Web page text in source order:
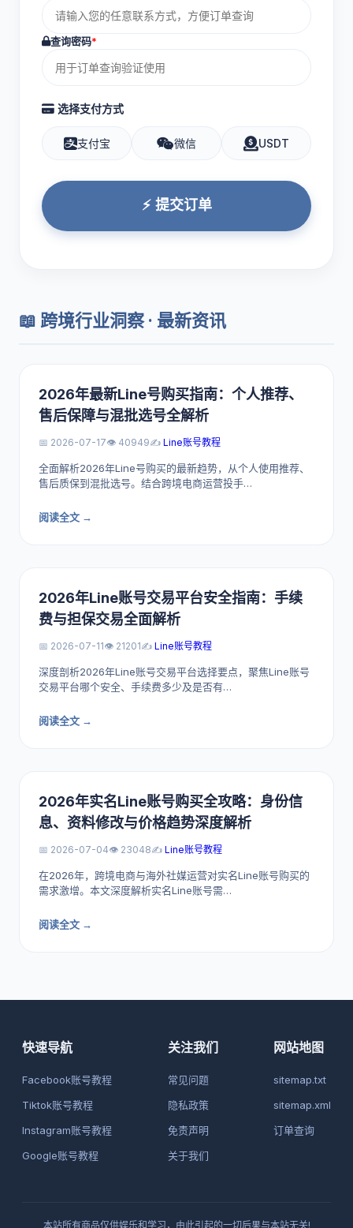
查询密码*
选择支付方式
支付宝 微信 USDT
⚡ 提交订单
📖 跨境行业洞察 · 最新资讯
2026年最新Line号购买指南：个人推荐、
售后保障与混批选号全解析
📅 2026-07-17👁️ 40949✍️ Line账号教程
全面解析2026年Line号购买的最新趋势，从个人使用推荐、
售后质保到混批选号。结合跨境电商运营投手…
阅读全文 →
2026年Line账号交易平台安全指南：手续
费与担保交易全面解析
📅 2026-07-11👁️ 21201✍️ Line账号教程
深度剖析2026年Line账号交易平台选择要点，聚焦Line账号
交易平台哪个安全、手续费多少及是否有…
阅读全文 →
2026年实名Line账号购买全攻略：身份信
息、资料修改与价格趋势深度解析
📅 2026-07-04👁️ 23048✍️ Line账号教程
在2026年，跨境电商与海外社媒运营对实名Line账号购买的
需求激增。本文深度解析实名Line账号需…
阅读全文 →
快速导航
Facebook账号教程
Tiktok账号教程
Instagram账号教程
Google账号教程
关注我们
常见问题
隐私政策
免责声明
关于我们
网站地图
sitemap.txt
sitemap.xml
订单查询
本站所有商品仅供娱乐和学习，由此引起的一切后果与本站无关!